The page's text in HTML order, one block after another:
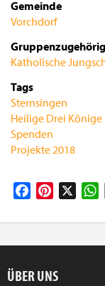
Gemeinde
Vorchdorf
Katholische
Tags
Sternsingen
Heilige Drei Könige
Spenden
Projekte 2018
FacebookPinterest
ÜBER UNS